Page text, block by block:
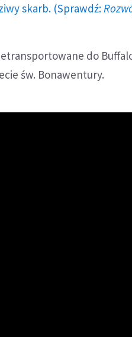
skarb. (Sprawdź:
do
św. Bonawentury.